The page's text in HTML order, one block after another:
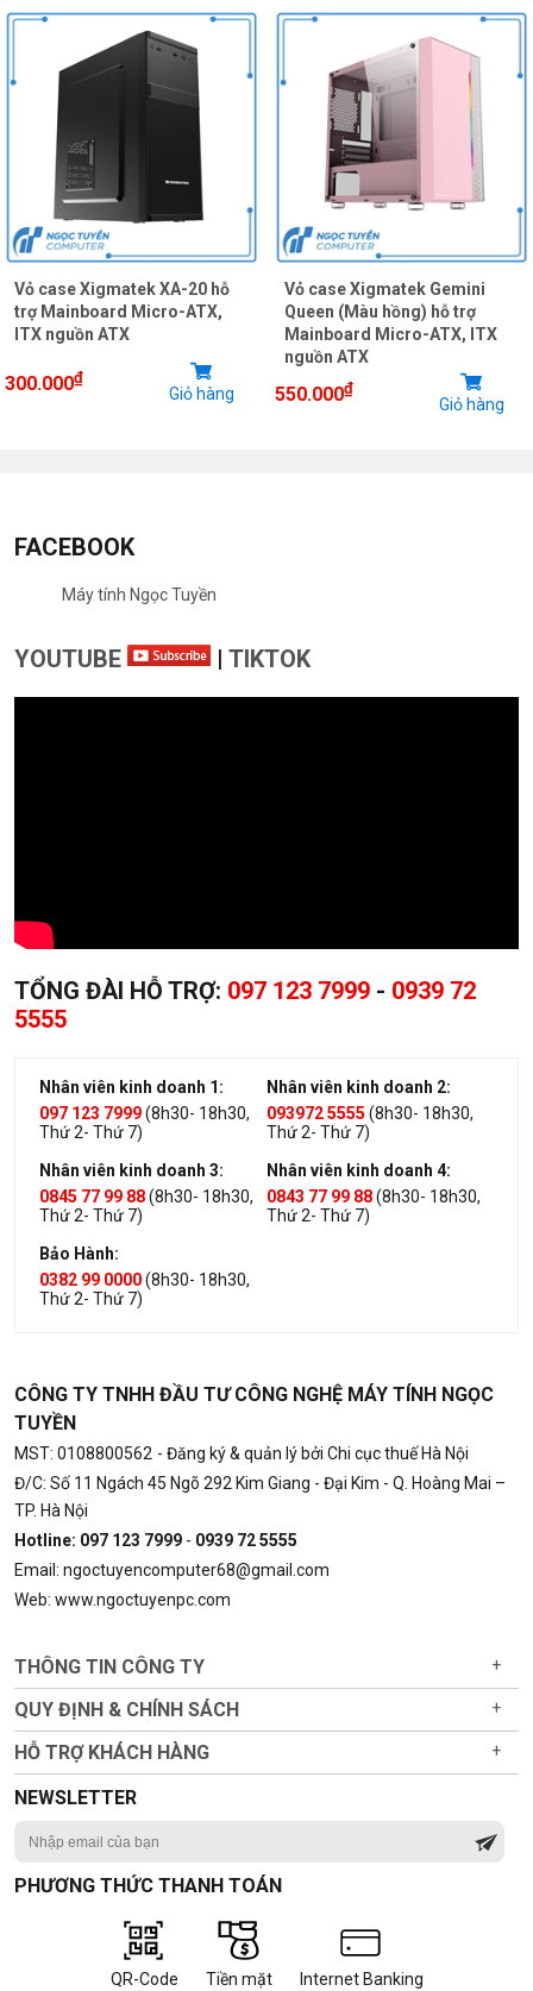
Vỏ case Xigmatek XA-20 hỗ
trợ Mainboard Micro-ATX,
ITX nguồn ATX
300.000₫
Giỏ hàng
Vỏ case Xigmatek Gemini
Queen (Màu hồng) hỗ trợ
Mainboard Micro-ATX, ITX
nguồn ATX
550.000₫
Giỏ hàng
FACEBOOK
Máy tính Ngọc Tuyền
YOUTUBE | TIKTOK
TỔNG ĐÀI HỖ TRỢ: 097 123 7999 - 0939 72
5555
Nhân viên kinh doanh 1:
097 123 7999(8h30- 18h30,
Thứ 2- Thứ 7)
Nhân viên kinh doanh 2:
093972 5555 (8h30- 18h30,
Thứ 2- Thứ 7)
Nhân viên kinh doanh 3:
0845 77 99 88(8h30- 18h30,
Thứ 2- Thứ 7)
Nhân viên kinh doanh 4:
0843 77 99 88(8h30- 18h30,
Thứ 2- Thứ 7)
Bảo Hành:
0382 99 0000(8h30- 18h30,
Thứ 2- Thứ 7)
CÔNG TY TNHH ĐẦU TƯ CÔNG NGHỆ MÁY TÍNH NGỌC
TUYỀN
MST: 0108800562 - Đăng ký & quản lý bởi Chi cục thuế Hà Nội
Đ/C: Số 11 Ngách 45 Ngõ 292 Kim Giang - Đại Kim - Q. Hoàng Mai –
TP. Hà Nội
Hotline: 097 123 7999 - 0939 72 5555
Email: ngoctuyencomputer68@gmail.com
Web: www.ngoctuyenpc.com
THÔNG TIN CÔNG TY +
QUY ĐỊNH & CHÍNH SÁCH +
HỖ TRỢ KHÁCH HÀNG +
NEWSLETTER
PHƯƠNG THỨC THANH TOÁN
QR-Code Tiền mặt Internet Banking